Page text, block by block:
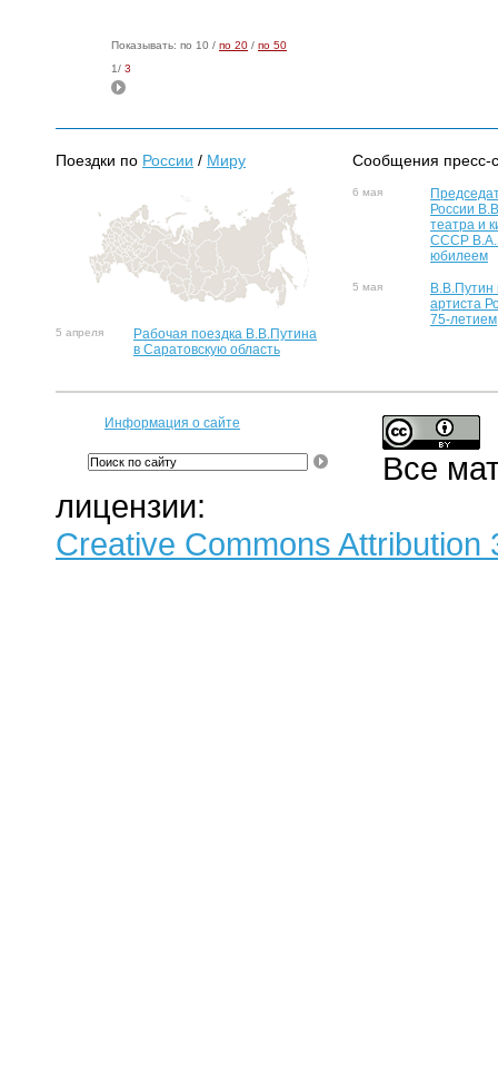
Показывать: по 10 / по 20 / по 50
1/ 3
Поездки по России / Миру
5 апреля
Рабочая поездка В.В.Путина
в Саратовскую область
Сообщения пресс-
6 мая
России
театра и
СССР
юбилеем
5 мая
В.В.Путин
артиста
75-летием
Информация о сайте
Все
лицензии:
Creative Commons Attribution